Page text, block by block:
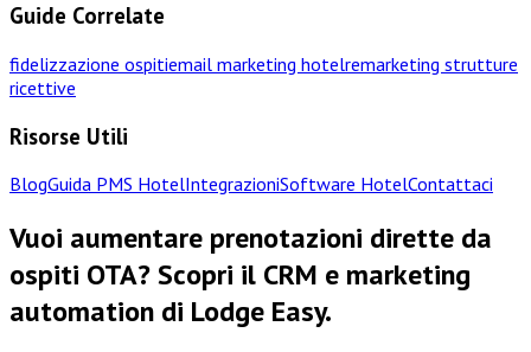
Guide Correlate
fidelizzazione ospitiemail marketing hotelremarketing strutture
ricettive
Risorse Utili
BlogGuida PMS HotelIntegrazioniSoftware HotelContattaci
Vuoi aumentare prenotazioni dirette da
ospiti OTA? Scopri il CRM e marketing
automation di Lodge Easy.